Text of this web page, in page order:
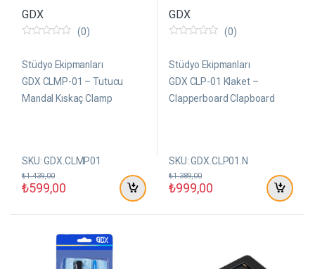
GDX
ü
z
e
i
(0)
Stüdyo Ekipmanları
GDX CLMP-01 – Tutucu
Mandal Kıskaç Clamp
SKU: GDX.CLMP01
₺599,00
₺1.439,00
GDX
ü
z
e
i
(0)
Stüdyo Ekipmanları
GDX CLP-01 Klaket –
Clapperboard Clapboard
SKU: GDX.CLP01.N
₺999,00
₺1.389,00